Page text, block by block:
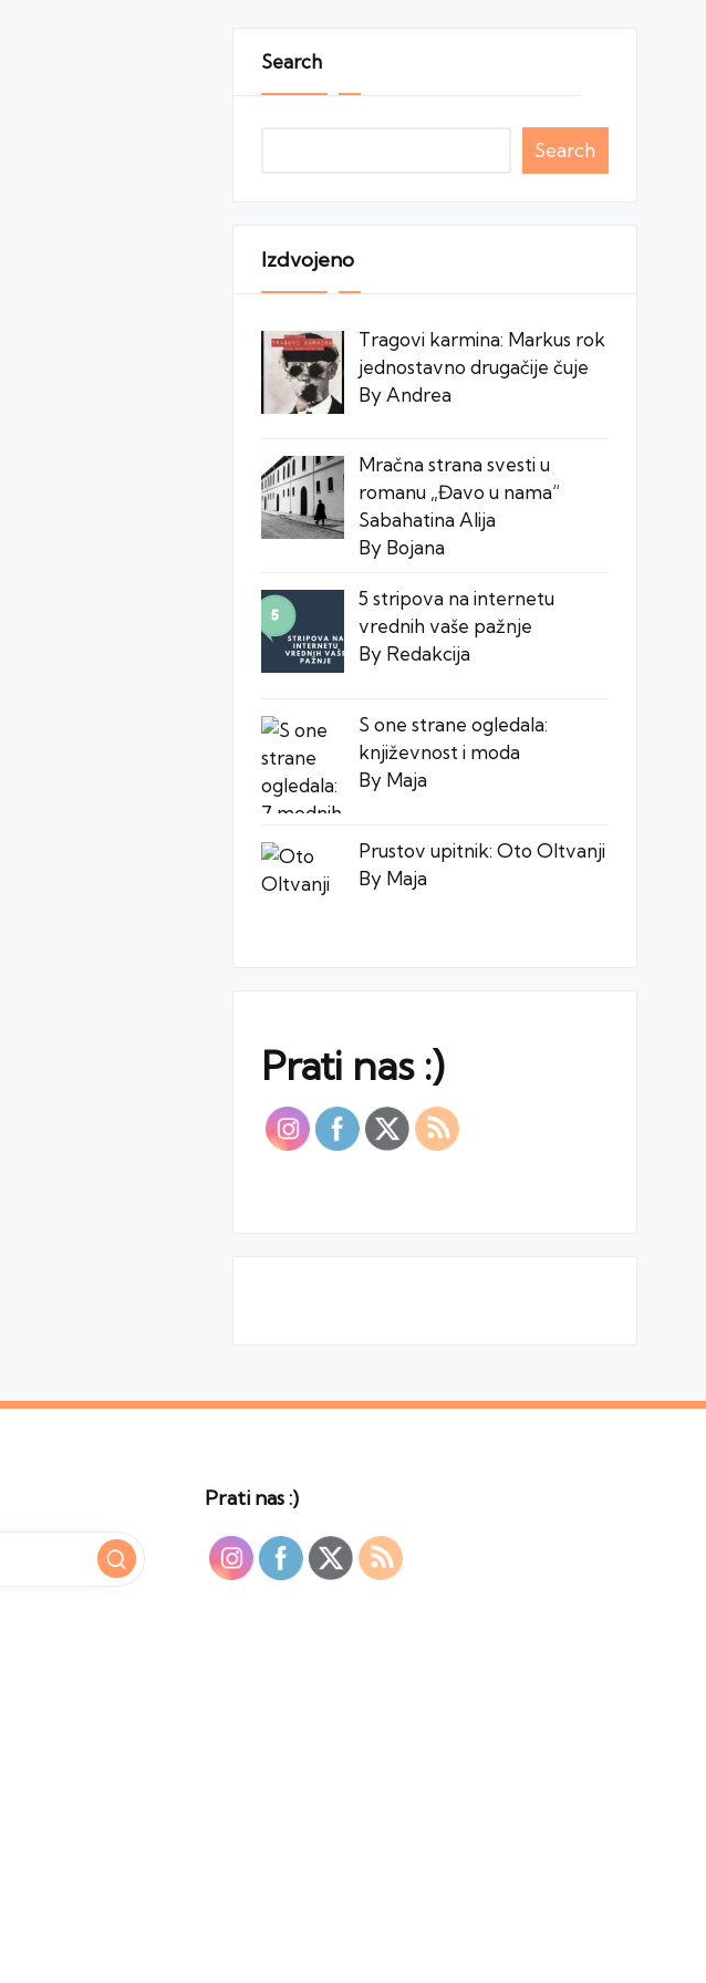
Search
Search
Izdvojeno
Tragovi karmina: Markus rok
jednostavno drugačije čuje
By Andrea
Mračna strana svesti u
romanu „Đavo u nama“
Sabahatina Alija
By Bojana
5 stripova na internetu
vrednih vaše pažnje
By Redakcija
S one strane ogledala:
književnost i moda
By Maja
Prustov upitnik: Oto Oltvanji
By Maja
Prati nas :)
Prati nas :)